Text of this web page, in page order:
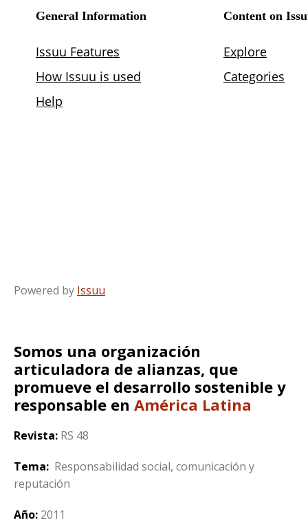
Powered by Issuu
Somos una organización
articuladora de alianzas, que
promueve el desarrollo sostenible y
responsable en América Latina
Revista: RS 48
Tema: Responsabilidad social, comunicación y
reputación
Año: 2011